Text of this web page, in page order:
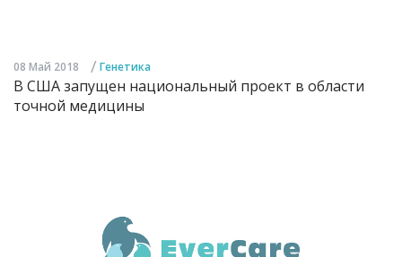
08 Май 2018 / Генетика
В США запущен национальный проект в области
точной медицины